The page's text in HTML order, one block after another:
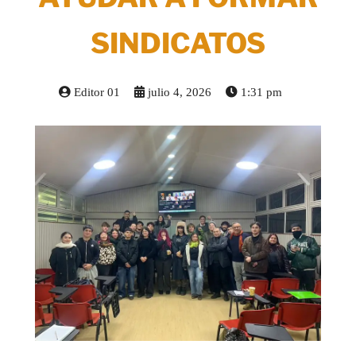
SINDICATOS
Editor 01 julio 4, 2026 1:31 pm